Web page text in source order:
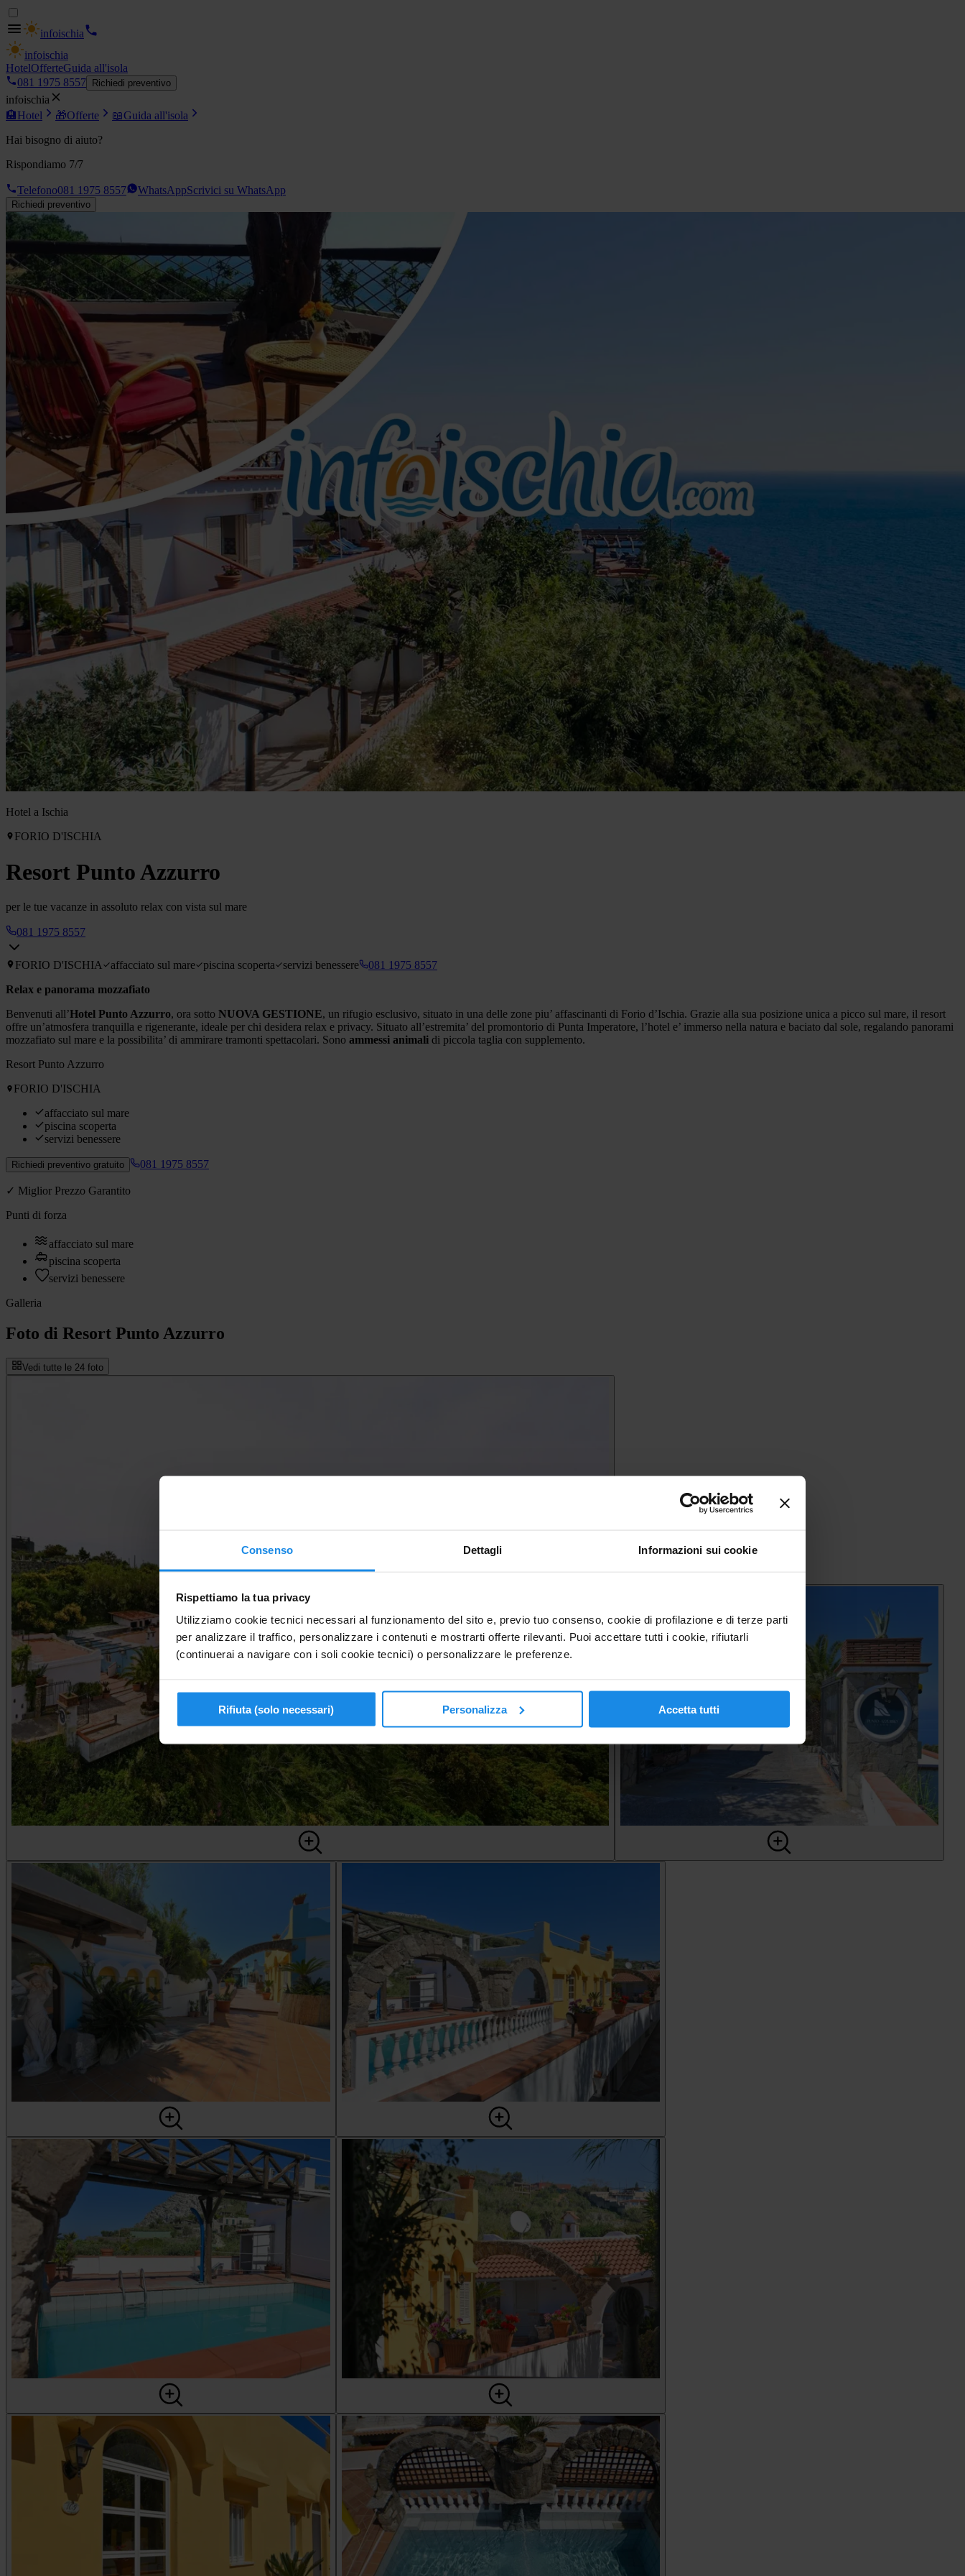
Consenso Dettagli Informazioni sui cookie
Rispettiamo la tua privacy
Utilizziamo cookie tecnici necessari al funzionamento del sito e, previo tuo consenso, cookie di profilazione e di terze parti
per analizzare il traffico, personalizzare i contenuti e mostrarti offerte rilevanti. Puoi accettare tutti i cookie, rifiutarli
(continuerai a navigare con i soli cookie tecnici) o personalizzare le preferenze.
Rifiuta (solo necessari) Personalizza Accetta tutti
infoischia
infoischia
HotelOfferteGuida all'isola
081 1975 8557
Richiedi preventivo
infoischia
🏨Hotel 🎁Offerte 📖Guida all'isola
Hai bisogno di aiuto?
Rispondiamo 7/7
Telefono081 1975 8557 WhatsAppScrivici su WhatsApp
Richiedi preventivo
Hotel a Ischia
FORIO D'ISCHIA
Resort Punto Azzurro
per le tue vacanze in assoluto relax con vista sul mare
081 1975 8557
FORIO D'ISCHIA affacciato sul mare piscina scoperta servizi benessere
081 1975 8557
Relax e panorama mozzafiato
Benvenuti all’Hotel Punto Azzurro, ora sotto NUOVA GESTIONE, un rifugio esclusivo, situato in una delle zone piu’ affascinanti di Forio d’Ischia. Grazie alla sua posizione unica a picco sul mare, il resort
offre un’atmosfera tranquilla e rigenerante, ideale per chi desidera relax e privacy. Situato all’estremita’ del promontorio di Punta Imperatore, l’hotel e’ immerso nella natura e baciato dal sole, regalando panorami
mozzafiato sul mare e la possibilita’ di ammirare tramonti spettacolari. Sono ammessi animali di piccola taglia con supplemento.
Resort Punto Azzurro
FORIO D'ISCHIA
affacciato sul mare
piscina scoperta
servizi benessere
Richiedi preventivo gratuito 081 1975 8557
✓ Miglior Prezzo Garantito
Punti di forza
affacciato sul mare
piscina scoperta
servizi benessere
Galleria
Foto di Resort Punto Azzurro
Vedi tutte le 24 foto